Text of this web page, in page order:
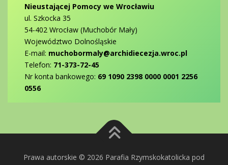
Nieustającej Pomocy we Wrocławiu
ul. Szkocka 35
54-402 Wrocław (Muchobór Mały)
Województwo Dolnośląskie
E-mail: muchobormaly@archidiecezja.wroc.pl
Telefon: 71-373-72-45
Nr konta bankowego: 69 1090 2398 0000 0001 2256
0556
Prawa autorskie © 2026 Parafia Rzymskokatolicka pod